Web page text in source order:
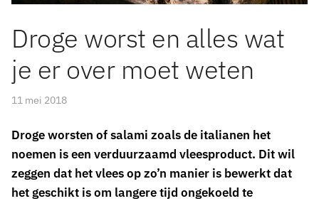
Droge worst en alles wat
je er over moet weten
11 mei 2018
Droge worsten of salami zoals de italianen het
noemen is een verduurzaamd vleesproduct. Dit wil
zeggen dat het vlees op zo’n manier is bewerkt dat
het geschikt is om langere tijd ongekoeld te